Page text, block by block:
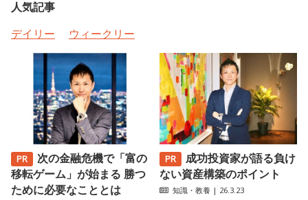
人気記事
デイリー
ウィークリー
次の金融危機で「富の
移転ゲーム」が始まる 勝つ
ために必要なこととは
成功投資家が語る負け
ない資産構築のポイント
知識・教養 | 26.3.23